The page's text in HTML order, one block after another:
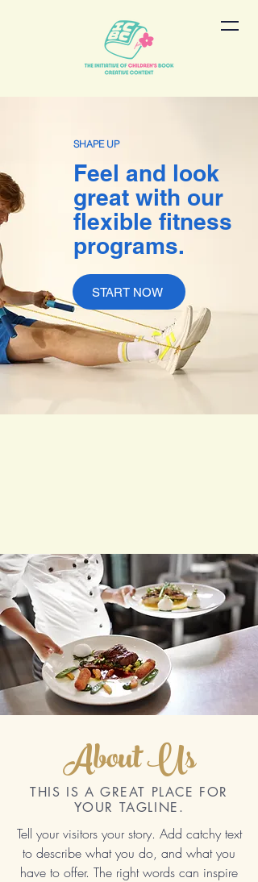
SHAPE UP
Feel and look
great with our
flexible fitness
programs.
START NOW
About Us
THIS IS A GREAT PLACE FOR
YOUR TAGLINE.
Tell your visitors your story. Add catchy text
to describe what you do, and what you
have to offer. The right words can inspire